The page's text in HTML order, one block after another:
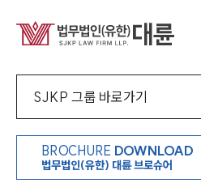
SJKP 그룹 바로가기
BROCHURE DOWNLOAD
법무법인(유한) 대륜 브로슈어